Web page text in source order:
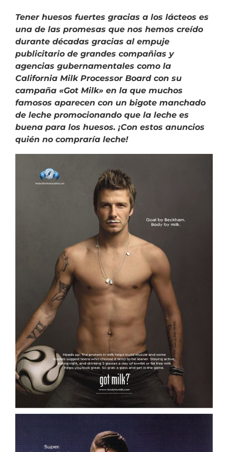
Tener huesos fuertes gracias a los lácteos es
una de las promesas que nos hemos creído
durante décadas gracias al empuje
publicitario de grandes compañias y
agencias gubernamentales como la
California Milk Processor Board con su
campaña «Got Milk» en la que muchos
famosos aparecen con un bigote manchado
de leche promocionando que la leche es
buena para los huesos. ¡Con estos anuncios
quién no compraría leche!